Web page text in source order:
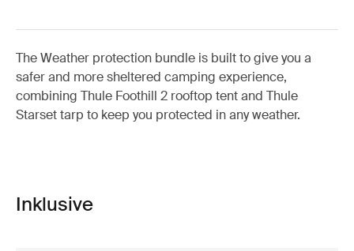
The Weather protection bundle is built to give you a
safer and more sheltered camping experience,
combining Thule Foothill 2 rooftop tent and Thule
Starset tarp to keep you protected in any weather.
Inklusive